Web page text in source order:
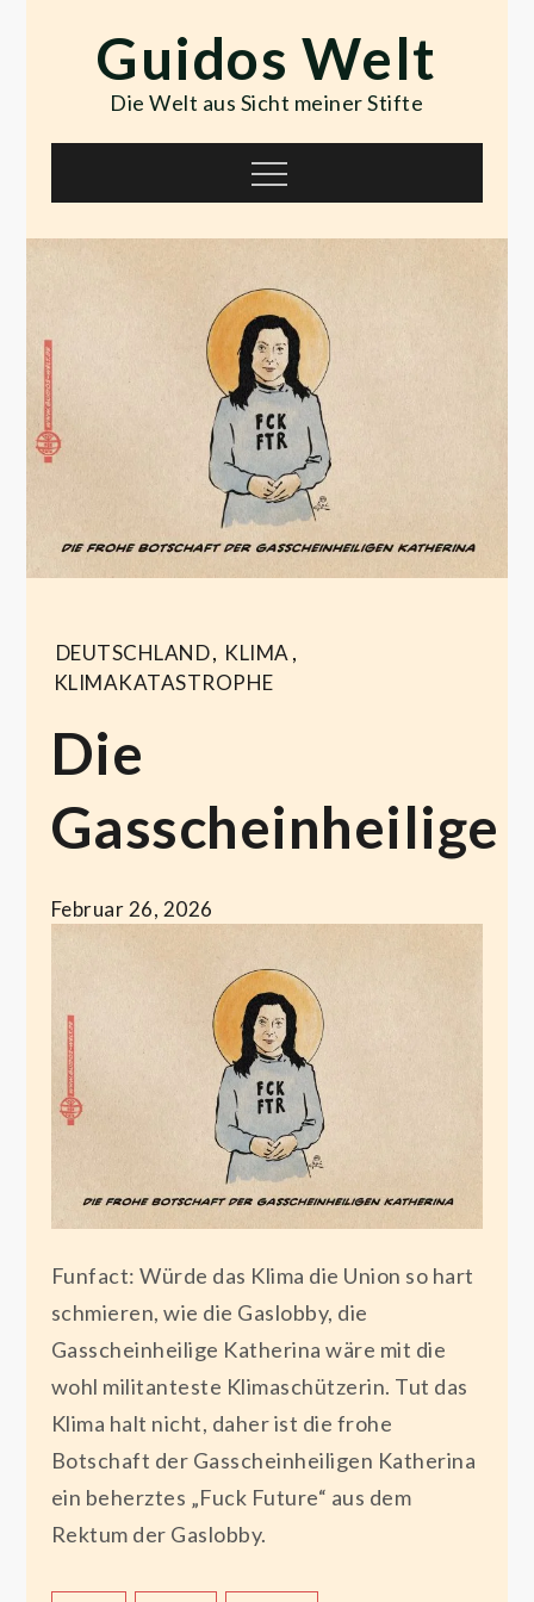
contentGuidos Welt
Die Welt aus Sicht meiner Stifte
Menu
DEUTSCHLAND, KLIMA ,
KLIMAKATASTROPHE
Die
Gasscheinheilige
Februar 26, 2026
Funfact: Würde das Klima die Union so hart
schmieren, wie die Gaslobby, die
Gasscheinheilige Katherina wäre mit die
wohl militanteste Klimaschützerin. Tut das
Klima halt nicht, daher ist die frohe
Botschaft der Gasscheinheiligen Katherina
ein beherztes „Fuck Future“ aus dem
Rektum der Gaslobby.